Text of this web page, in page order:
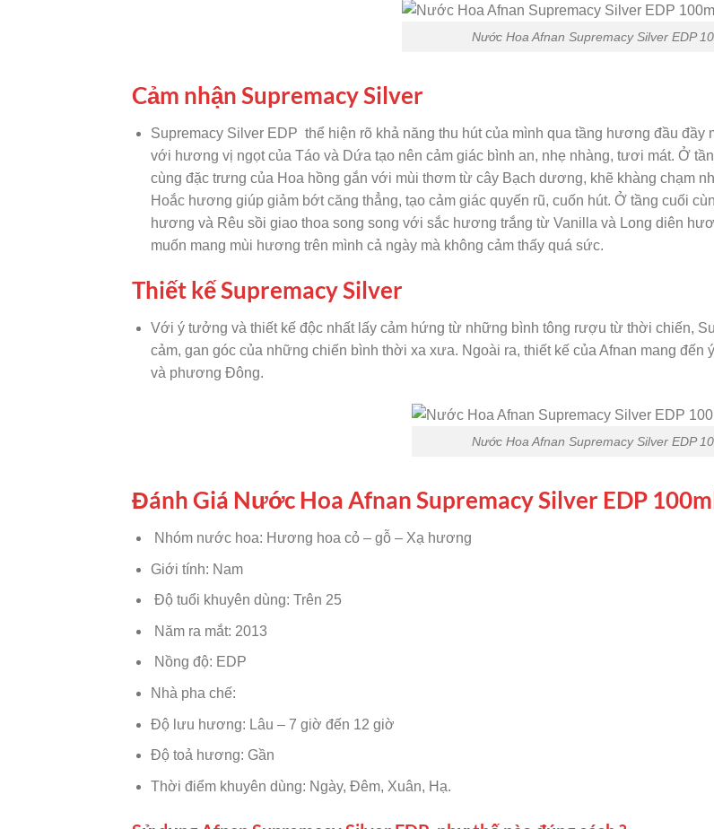
Nước Hoa Afnan Supremacy Silver EDP
Cảm nhận Supremacy Silver
Supremacy Silver EDP thể hiện rõ khả năng thu hút của mình qua tầng hương đầu đầy
với hương vị ngọt của Táo và Dứa tạo nên cảm giác bình an, nhẹ nhàng, tươi mát. Ở
cùng đặc trưng của Hoa hồng gắn với mùi thơm từ cây Bạch dương, khẽ khàng chạm
Hoắc hương giúp giảm bớt căng thẳng, tạo cảm giác quyến rũ, cuốn hút. Ở tầng cuối
hương và Rêu sồi giao thoa song song với sắc hương trắng từ Vanilla và Long diên
muốn mang mùi hương trên mình cả ngày mà không cảm thấy quá sức.
Thiết kế Supremacy Silver
Với ý tưởng và thiết kế độc nhất lấy cảm hứng từ những bình tông rượu từ thời chiến,
cảm, gan góc của những chiến bình thời xa xưa. Ngoài ra, thiết kế của Afnan mang
và phương Đông.
Nước Hoa Afnan Supremacy Silver EDP
Đánh Giá Nước Hoa Afnan Supremacy Silver EDP
Nhóm nước hoa: Hương hoa cỏ – gỗ – Xạ hương
Giới tính: Nam
Độ tuổi khuyên dùng: Trên 25
Năm ra mắt: 2013
Nồng độ: EDP
Nhà pha chế:
Độ lưu hương: Lâu – 7 giờ đến 12 giờ
Độ toả hương: Gần
Thời điểm khuyên dùng: Ngày, Đêm, Xuân, Hạ.